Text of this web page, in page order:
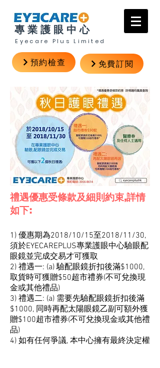
專業護眼中心
Eyecare Plus Limited
預約檢查 免費訂閱
禮遇優惠受條款及細則約束,詳情
如下:
1) 優惠期為2018/10/15至2018/11/30,
須於EYECAREPLUS專業護眼中心驗眼配
眼鏡並完成交易才可獲取
2) 禮遇一: (a) 驗配眼鏡折扣後滿$1000,
取貨時可獲贈$50超市禮券(不可兌換現
金或其他禮品)
3) 禮遇二: (a) 需要先驗配眼鏡折扣後滿
$1000, 同時再配太陽眼鏡乙副可額外獲
贈$100超市禮券(不可兌換現金或其他禮
品)
​4) 如有任何爭議, 本中心擁有最終決定權